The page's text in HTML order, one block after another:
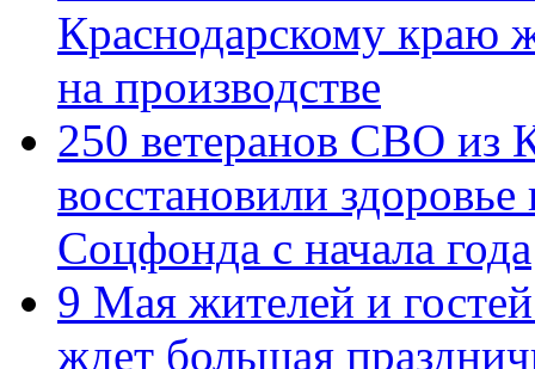
Краснодарскому краю
на производстве
250 ветеранов СВО из
восстановили
Соцфонда с начала года
9 Мая жителей и
ждет большая